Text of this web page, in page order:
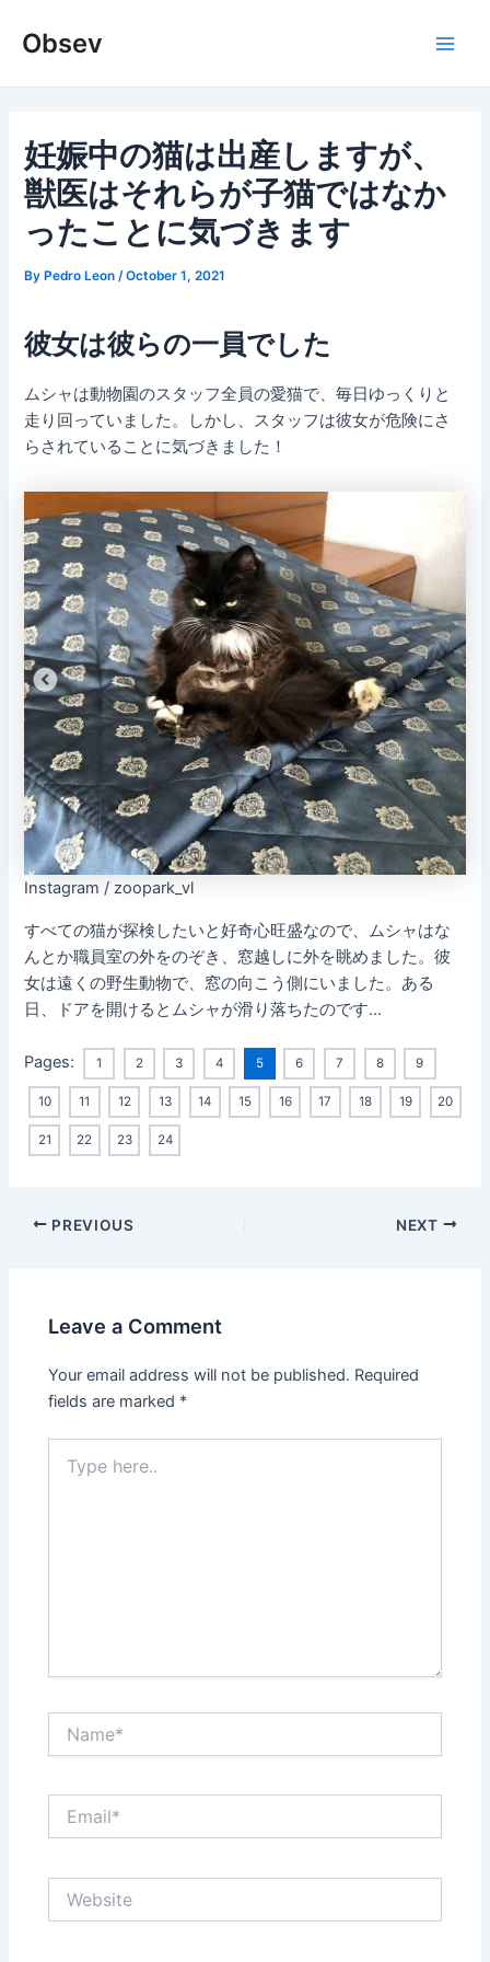
Obsev
妊娠中の猫は出産しますが、
獣医はそれらが子猫ではなか
ったことに気づきます
ByPedro Leon /October 1, 2021
彼女は彼らの一員でした
ムシャは動物園のスタッフ全員の愛猫で、毎日ゆっくりと
走り回っていました。しかし、スタッフは彼女が危険にさ
らされていることに気づきました！
Instagram / zoopark_vl
すべての猫が探検したいと好奇心旺盛なので、ムシャはな
んとか職員室の外をのぞき、窓越しに外を眺めました。彼
女は遠くの野生動物で、窓の向こう側にいました。ある
日、ドアを開けるとムシャが滑り落ちたのです…
Pages: 1 2 3 4 5 6 7 8 9
10 11 12 13 14 15 16 17 18 19 20
21 22 23 24
Post
PREVIOUS NEXT
Leave a Comment
Your email address will not be published. Required
fields are marked *
here..